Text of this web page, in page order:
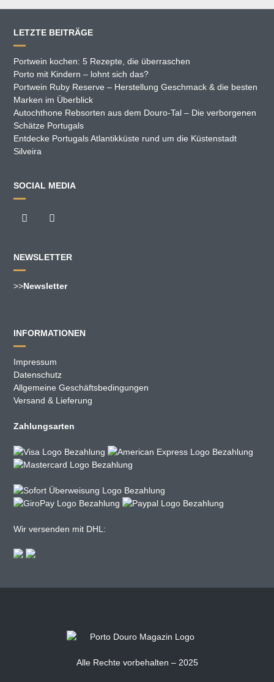
LETZTE BEITRÄGE
Portwein kochen: 5 Rezepte, die überraschen
Porto mit Kindern – lohnt sich das?
Portwein Ruby Reserve – Herstellung Geschmack & die besten
Marken im Überblick
Autochthone Rebsorten aus dem Douro-Tal – Die verborgenen
Schätze Portugals
Entdecke Portugals Atlantikküste rund um die Küstenstadt
Silveira
SOCIAL MEDIA
NEWSLETTER
>>Newsletter
INFORMATIONEN
Impressum
Datenschutz
Allgemeine Geschäftsbedingungen
Versand & Lieferung
Zahlungsarten
Wir versenden mit DHL:
Alle Rechte vorbehalten – 2025